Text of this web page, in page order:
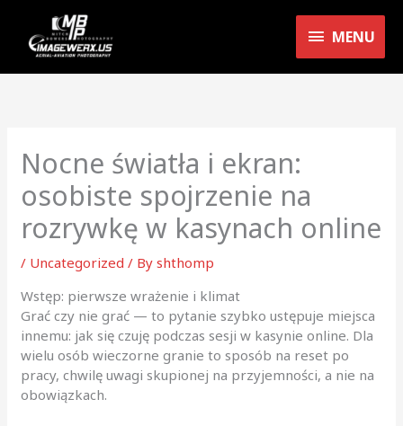
content
MENU
MENU
Nocne światła i ekran:
osobiste spojrzenie na
rozrywkę w kasynach online
/ Uncategorized / Byshthomp
Wstęp: pierwsze wrażenie i klimat
Grać czy nie grać — to pytanie szybko ustępuje miejsca
innemu: jak się czuję podczas sesji w kasynie online. Dla
wielu osób wieczorne granie to sposób na reset po
pracy, chwilę uwagi skupionej na przyjemności, a nie na
obowiązkach.